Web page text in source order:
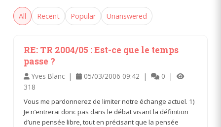
All Recent Popular Unanswered
RE: TR 2004/05 : Est-ce que le temps
passe ?
Yves Blanc | 05/03/2006 09:42 |
0 |
318
Vous me pardonnerez de limiter notre échange actuel. 1)
Je n’entrerai donc pas dans le débat visant la définition
d’une pensée libre, tout en précisant que la pensée